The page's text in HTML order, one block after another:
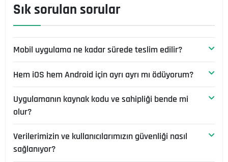
Sık sorulan sorular
Mobil uygulama ne kadar sürede teslim edilir?
Net tanımlı bir MVP sürümü birkaç sprintte yayına
aya yayılır. Süreyi belirleyen, ekran ve akış sayısı ile
entegrasyon yüküdür. İlk adımda gerçekçi yol
Hem iOS hem Android için ayrı ayrı mı ödüyorum?
Cross-platform yaklaşımda tek kod tabanı her iki
platformu da kapsar; bu, ayrı ayrı geliştirmeye göre
özel senaryolarda durum değişir; bunu kapsam
görüşmesinde açıkça konuşuruz.
Uygulamanın kaynak kodu ve sahipliği bende mi
olur?
Evet. Geliştirdiğimiz uygulamanın kaynak kodu ve
fikri mülkiyeti size aittir. Mağaza hesapları da sizin
Verilerimizin ve kullanıcılarımızın güvenliği nasıl
sağlanıyor?